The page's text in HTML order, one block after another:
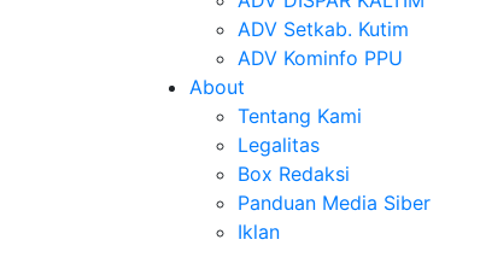
ADV Setkab. Kutim
ADV Kominfo PPU
About
Tentang Kami
Legalitas
Box Redaksi
Panduan Media Siber
Iklan